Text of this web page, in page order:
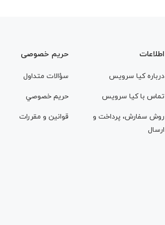
اطلاعات
درباره کيا سرويس
تماس با کيا سرويس
روش سفارش، پرداخت و
ارسال
حریم خصوصی
سؤالات متداول
حريم خصوصي
قوانين و مقررات